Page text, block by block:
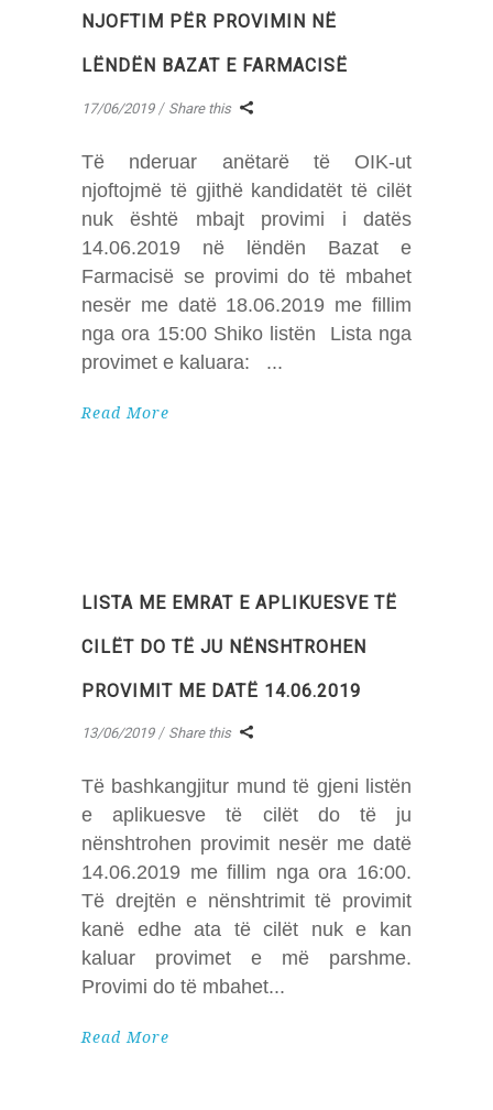
NJOFTIM PËR PROVIMIN NË
LËNDËN BAZAT E FARMACISË
17/06/2019 Share this
Të nderuar anëtarë të OIK-ut
njoftojmë të gjithë kandidatët të cilët
nuk është mbajt provimi i datës
14.06.2019 në lëndën Bazat e
Farmacisë se provimi do të mbahet
nesër me datë 18.06.2019 me fillim
nga ora 15:00 Shiko listën Lista nga
provimet e kaluara:
Read More
LISTA ME EMRAT E APLIKUESVE TË
CILËT DO TË JU NËNSHTROHEN
PROVIMIT ME DATË 14.06.2019
13/06/2019 Share this
Të bashkangjitur mund të gjeni listën
e aplikuesve të cilët do të ju
nënshtrohen provimit nesër me datë
14.06.2019 me fillim nga ora 16:00.
Të drejtën e nënshtrimit të provimit
kanë edhe ata të cilët nuk e kan
kaluar provimet e më parshme.
Provimi do të mbahet
Read More